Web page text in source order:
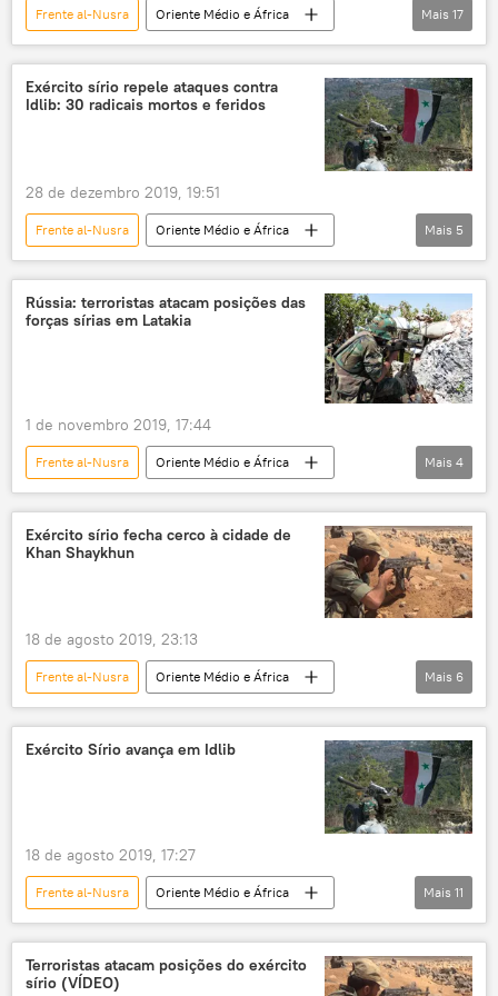
Unidades de Proteção Popular (YPG)
YPG
Unidades Populares de Proteção do Curdistão (YPG)
EUA
Israel ONU
Síria
Frente al-Nusra
Oriente Médio e África
Mundo
Notícias
Idlib
Moscou
Ancara
Tahrir al-Sham
Centro Russo de Reconciliação
Ministério da Defesa Russo
Ministério da Defesa da Rússia
Vladimir Putin
Síria Turquia
Mais 17
Exército sírio repele ataques contra
Idlib: 30 radicais mortos e feridos
28 de dezembro 2019, 19:51
Frente al-Nusra
Oriente Médio e África
Mundo
Notícias
Idlib
Rússia
Mais 5
Rússia: terroristas atacam posições das
forças sírias em Latakia
1 de novembro 2019, 17:44
Frente al-Nusra
Oriente Médio e África
Mundo
Notícias
Síria
Rússia
Mais 4
Exército sírio fecha cerco à cidade de
Khan Shaykhun
18 de agosto 2019, 23:13
Frente al-Nusra
Oriente Médio e África
Mundo
Notícias
Síria
terrorismo
Idlib
Mais 6
Exército Sírio avança em Idlib
18 de agosto 2019, 17:27
Frente al-Nusra
Oriente Médio e África
Mundo
Notícias
Defesa
Exército Árabe Sírio
Jabhat al-Nusra
Mais 11
Terroristas atacam posições do exército
sírio (VÍDEO)